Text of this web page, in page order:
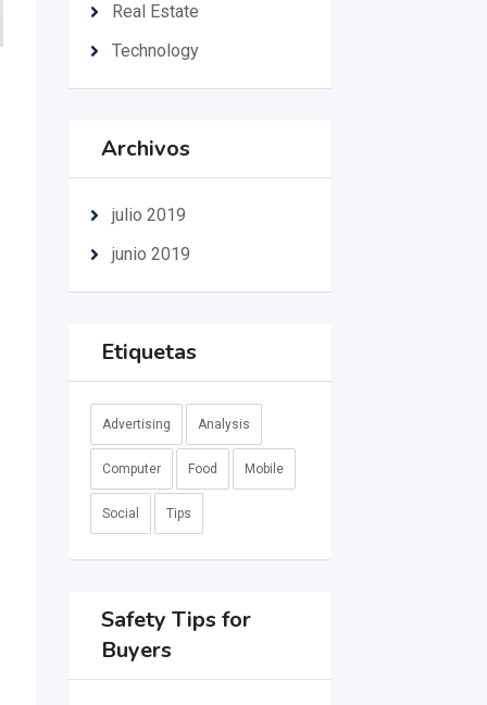
Real Estate
Technology
Archivos
julio 2019
junio 2019
Etiquetas
Advertising Analysis
Computer Food Mobile
Social Tips
Safety Tips for
Buyers